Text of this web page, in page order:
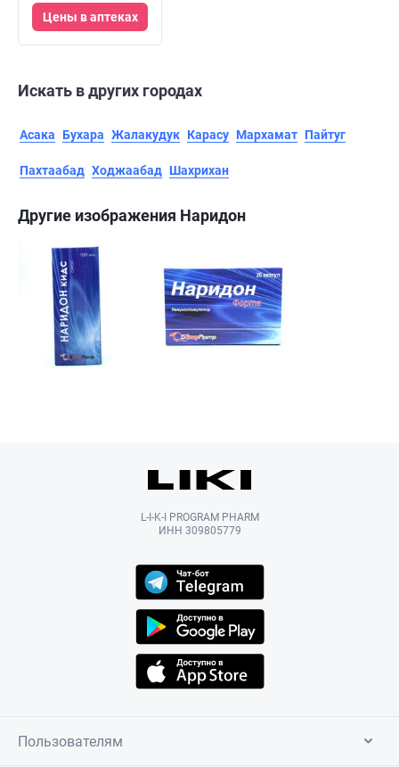
Цены в аптеках
Искать в других городах
Асака Бухара Жалакудук Карасу Мархамат Пайтуг
Пахтаабад Ходжаабад Шахрихан
Другие изображения Наридон
L-I-K-I PROGRAM PHARM
ИНН 309805779
Пользователям